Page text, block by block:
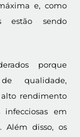
e, como
estão sendo
porque
qualidade,
alto rendimento
em
Além disso, os